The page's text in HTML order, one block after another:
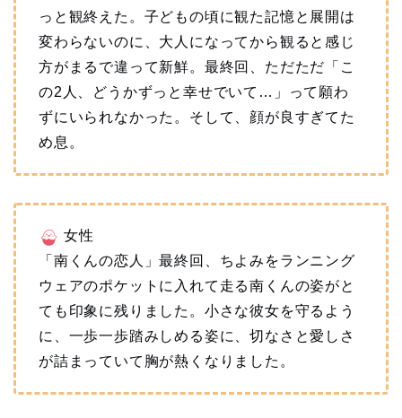
っと観終えた。子どもの頃に観た記憶と展開は
変わらないのに、大人になってから観ると感じ
方がまるで違って新鮮。最終回、ただただ「こ
の2人、どうかずっと幸せでいて…」って願わ
ずにいられなかった。そして、顔が良すぎてた
め息。
女性
「南くんの恋人」最終回、ちよみをランニング
ウェアのポケットに入れて走る南くんの姿がと
ても印象に残りました。小さな彼女を守るよう
に、一歩一歩踏みしめる姿に、切なさと愛しさ
が詰まっていて胸が熱くなりました。